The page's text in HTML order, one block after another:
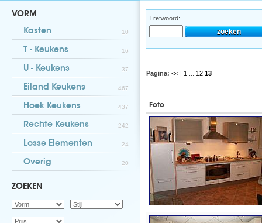
VORM
Kasten 10
T - Keukens 16
U - Keukens 37
Eiland Keukens 467
Hoek Keukens 437
Rechte Keukens 242
Losse Elementen 24
Overig 20
ZOEKEN
Trefwoord:
Pagina: << | 1 12 13
Foto